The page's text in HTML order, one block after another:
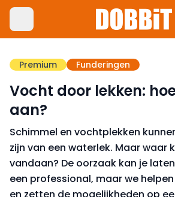
Premium Funderingen
Vocht door lekken:
aan?
Schimmel en vochtplekken
zijn van een waterlek. Maar waar
vandaan? De oorzaak kan je
een professional, maar we